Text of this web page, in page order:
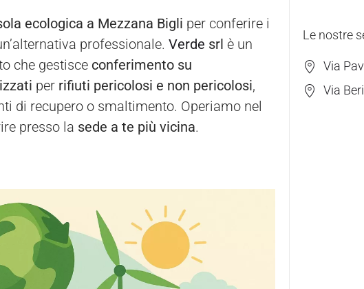
ecologica a Mezzana Bigli per conferire i
professionale. Verde srl è un
che gestisce conferimento su
per rifiuti pericolosi e non pericolosi,
di recupero o smaltimento. Operiamo nel
presso la sede a te più vicina.
Le nostre
Via
Via